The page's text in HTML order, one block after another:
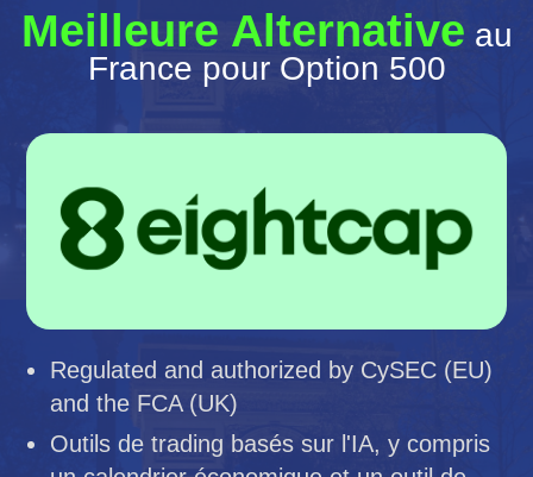
Meilleure Alternative au
France pour Option 500
Regulated and authorized by CySEC (EU)
and the FCA (UK)
Outils de trading basés sur l'IA, y compris